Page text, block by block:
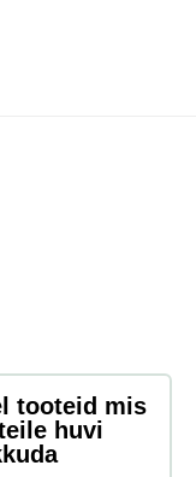
tooteid mis
huvi